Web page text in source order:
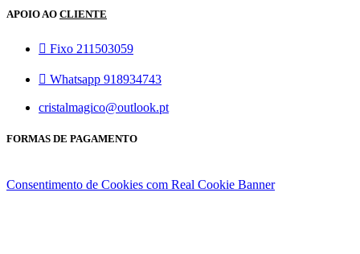
APOIO AO CLIENTE
Fixo 211503059
Whatsapp 918934743
cristalmagico@outlook.pt
FORMAS DE PAGAMENTO
Consentimento de Cookies com Real Cookie Banner